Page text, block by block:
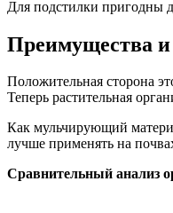
Для подстилки пригодны
Преимущества и
Положительная сторона
Теперь растительная
Как мульчирующий
лучше применять на
Сравнительный анализ